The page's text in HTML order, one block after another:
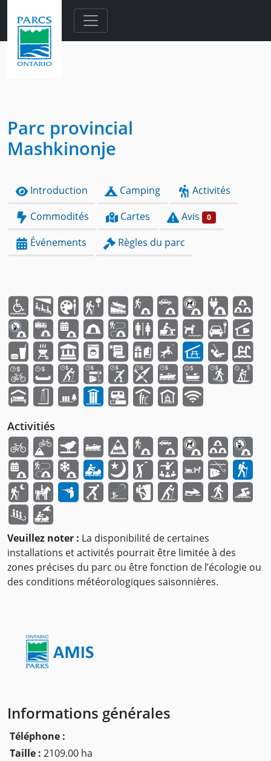
Skip to main content
Parc provincial
Mashkinonje
Introduction Camping
Activités
Commodités
Cartes Avis 0
Événements Règles du parc
Activitiés
Veuillez noter : La disponibilité de certaines
installations et activités pourrait être limitée à des
zones précises du parc ou être fonction de l’écologie ou
des conditions météorologiques saisonnières.
Informations générales
Téléphone :
Taille : 2109.00 ha